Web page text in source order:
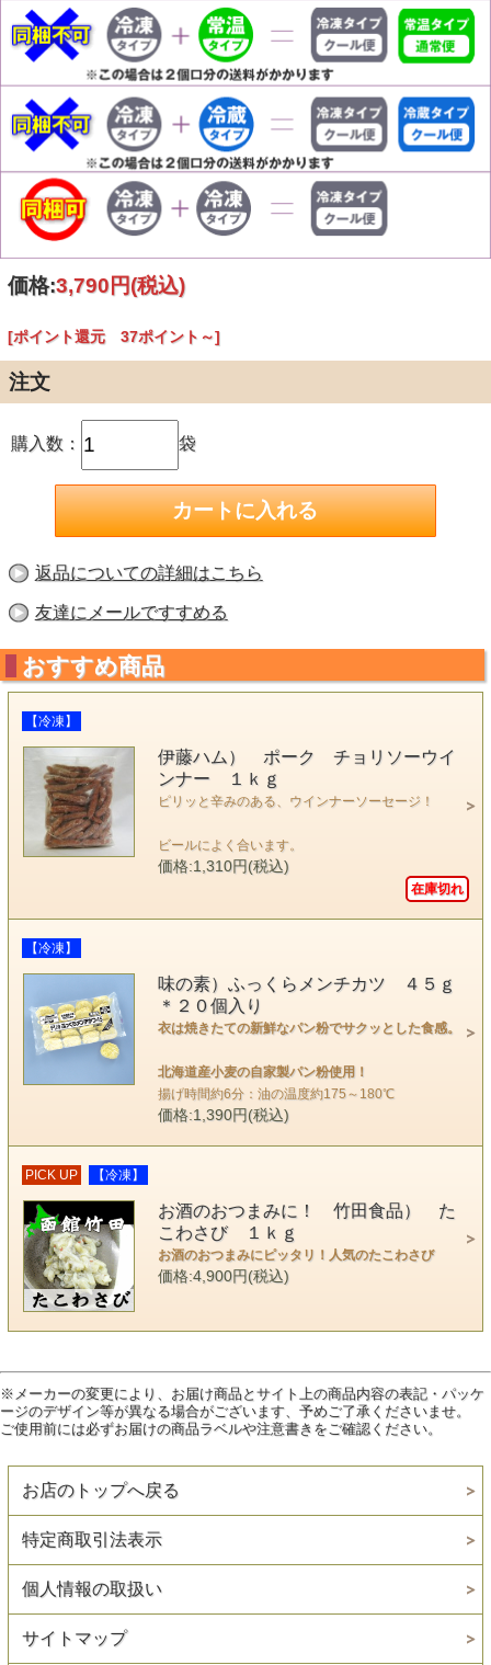
価格:3,790円(税込)
[ポイント還元 37ポイント～]
注文
購入数： 袋
返品についての詳細はこちら
友達にメールですすめる
おすすめ商品
【冷凍】
伊藤ハム） ポーク チョリソーウイ
ンナー １ｋｇ
ピリッと辛みのある、ウインナーソーセージ！
ビールによく合います。
価格:1,310円(税込)
在庫切れ
【冷凍】
味の素）ふっくらメンチカツ ４５ｇ
＊２０個入り
衣は焼きたての新鮮なパン粉でサクッとした食感。
北海道産小麦の自家製パン粉使用！
揚げ時間約6分：油の温度約175～180℃
価格:1,390円(税込)
PICK UP 【冷凍】
お酒のおつまみに！ 竹田食品） た
こわさび １ｋｇ
お酒のおつまみにピッタリ！人気のたこわさび
価格:4,900円(税込)
※メーカーの変更により、お届け商品とサイト上の商品内容の表記・パッケ
ージのデザイン等が異なる場合がございます、予めご了承くださいませ。
ご使用前には必ずお届けの商品ラベルや注意書きをご確認ください。
お店のトップへ戻る
特定商取引法表示
個人情報の取扱い
サイトマップ